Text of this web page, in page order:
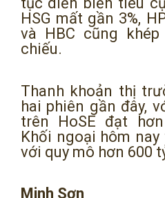
HSG mất gần 3%,
và HBC cũng
chiếu.
Thanh khoản thị
hai phiên gần đây,
trên HoSE đạt
Khối ngoại hôm
với quy mô hơn 600
Minh Sơn